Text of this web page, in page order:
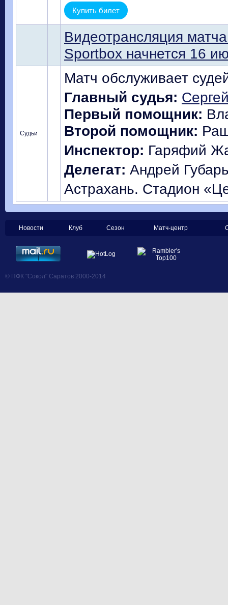
Купить билет
Видеотрансляция
Sportbox начнется 16
Судьи
Матч обслуживает
Главный судья:
Первый помощник:
Второй помощник:
Инспектор: Гаряфий
Делегат: Андрей
Астрахань. Стадион
Новости Клуб Сезон Матч-центр
© ПФК "Сокол" Саратов 2000-2014